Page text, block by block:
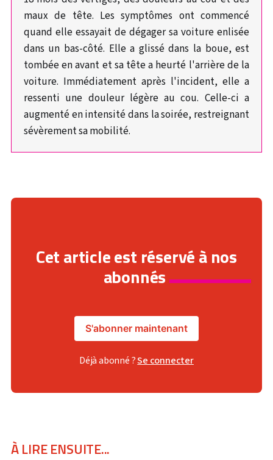
maux de tête. Les symptômes ont commencé
quand elle essayait de dégager sa voiture enlisée
dans un bas-côté. Elle a glissé dans la boue, est
tombée en avant et sa tête a heurté l'arrière de la
voiture. Immédiatement après l'incident, elle a
ressenti une douleur légère au cou. Celle-ci a
augmenté en intensité dans la soirée, restreignant
sévèrement sa mobilité.
Cet article est réservé à nos
abonnés
S'abonner maintenant
Déjà abonné ?Se connecter
À LIRE ENSUITE...